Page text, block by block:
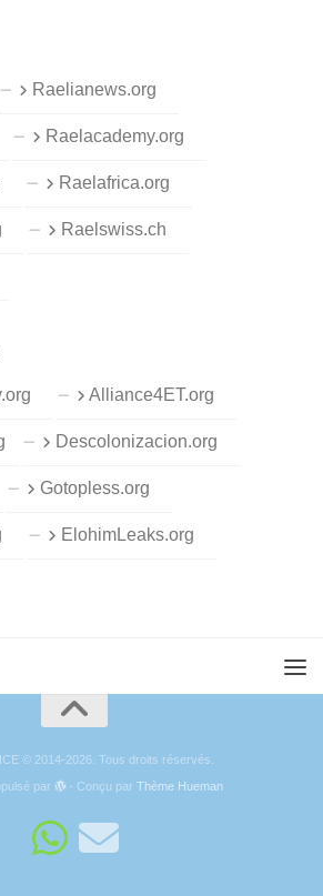
Raelianews.org
Raelacademy.org
Raelafrica.org
Raelswiss.ch
Alliance4ET.org
Descolonizacion.org
Gotopless.org
ElohimLeaks.org
© 2014-2026. Tous droits réservés.
par
- Conçu parThème Hueman